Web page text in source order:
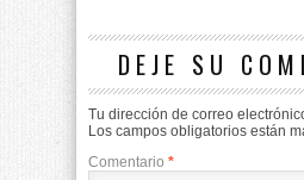
DEJE SU
Tu dirección de correo
Los campos obligatorios están
Comentario *